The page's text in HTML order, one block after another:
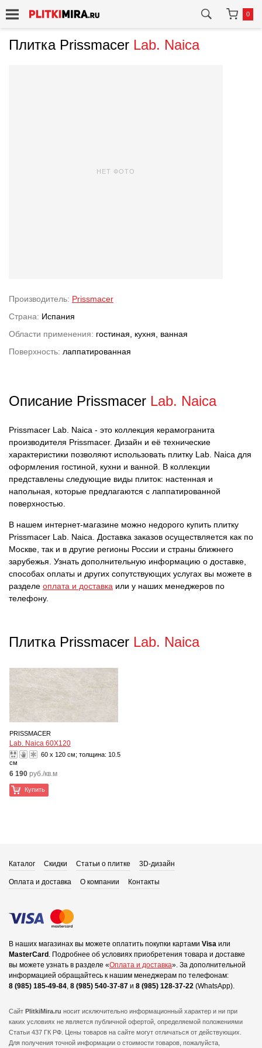
0
Плитка Prissmacer Lab. Naica
НЕТ ФОТО
Производитель: Prissmacer
Страна: Испания
Области применения: гостиная, кухня, ванная
Поверхность: лаппатированная
Описание Prissmacer Lab. Naica
Prissmacer Lab. Naica - это коллекция керамогранита
производителя Prissmacer. Дизайн и её технические
характеристики позволяют использовать плитку Lab. Naica для
оформления гостиной, кухни и ванной. В коллекции
представлены следующие виды плиток: настенная и
напольная, которые предлагаются с лаппатированной
поверхностью.
В нашем интернет-магазине можно недорого купить плитку
Prissmacer Lab. Naica. Доставка заказов осуществляется как по
Москве, так и в другие регионы России и страны ближнего
зарубежья. Узнать дополнительную информацию о доставке,
способах оплаты и других сопутствующих услугах вы можете в
разделе оплата и доставка или у наших менеджеров по
телефону.
Плитка Prissmacer Lab. Naica
PRISSMACER
Lab. Naica 60X120
60 x 120 см; толщина: 10.5
см
6 190 руб./кв.м
Купить
Каталог Скидки Статьи о плитке 3D-дизайн
Оплата и доставка О компании Контакты
В наших магазинах вы можете оплатить покупки картами Visa или
MasterCard . Подробнее об условиях приобретения товара и доставке
вы можете узнать в разделе «Оплата и доставка». За дополнительной
информацией обращайтесь к нашим менеджерам по телефонам:
8 (985) 185-49-84, 8 (985) 540-37-87 и 8 (985) 128-37-22 (WhatsApp).
Сайт PlitkiMira.ru носит исключительно информационный характер и ни при
каких условиях не является публичной офертой, определяемой положениями
Статьи 437 ГК РФ. Цены товаров на сайте могут отличаться от действующих.
Для получения точной информации о стоимости товаров, пожалуйста,